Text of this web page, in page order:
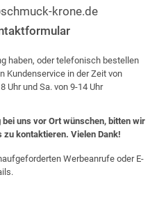
krone.de
haben, oder telefonisch bestellen
Kundenservice in der Zeit von
Uhr und Sa. von 9-14 Uhr
uns vor Ort wünschen, bitten wir
kontaktieren. Vielen Dank!
Werbeanrufe oder E-